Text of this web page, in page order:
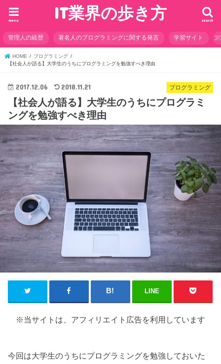
IT業界の歩き方 search
menu
管理人の経歴 著名人のプログラミングに関する発言 学習サイト
HOME
プログラミング
【社会人が語る】大学生のうちにプログラミングを勉強すべき理由
プログラミング
2017.12.06 2018.11.21
【社会人が語る】大学生のうちにプログラミ
ングを勉強すべき理由
LINE
※当サイトは、アフィリエイト広告を利用しています
今回は大学生のうちにプログラミングを勉強しておいた